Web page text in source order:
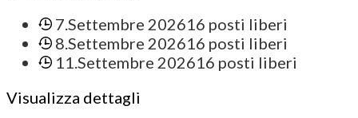
7.Settembre 202616 posti liberi
8.Settembre 202616 posti liberi
11.Settembre 202616 posti liberi
Visualizza dettagli